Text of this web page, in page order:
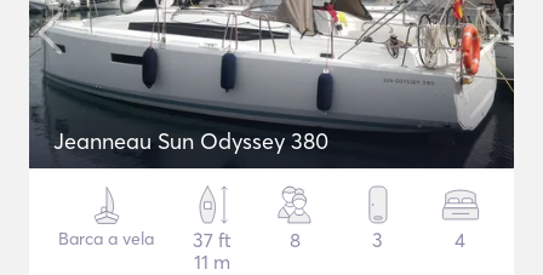
Jeanneau Sun Odyssey 380
Barca a vela
37 ft
11 m
8 3 4